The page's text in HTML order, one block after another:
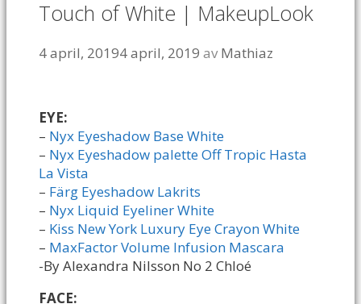
Touch of White | MakeupLook
4 april, 20194 april, 2019 avMathiaz
EYE:
– Nyx Eyeshadow Base White
– Nyx Eyeshadow palette Off Tropic Hasta
La Vista
– Färg Eyeshadow Lakrits
– Nyx Liquid Eyeliner White
– Kiss New York Luxury Eye Crayon White
– MaxFactor Volume Infusion Mascara
-By Alexandra Nilsson No 2 Chloé
FACE: